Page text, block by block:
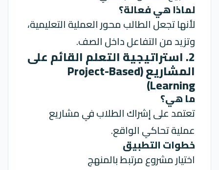
لماذا هي فعالة؟
لأنها تجعل الطالب محور العملية التعليمية،
وتزيد من التفاعل داخل الصف.
2. استراتيجية التعلم القائم على
المشاريع (Project-Based
Learning)
ما هي؟
تعتمد على إشراك الطلاب في مشاريع
عملية تحاكي الواقع.
خطوات التطبيق
اختيار مشروع مرتبط بالمنهج